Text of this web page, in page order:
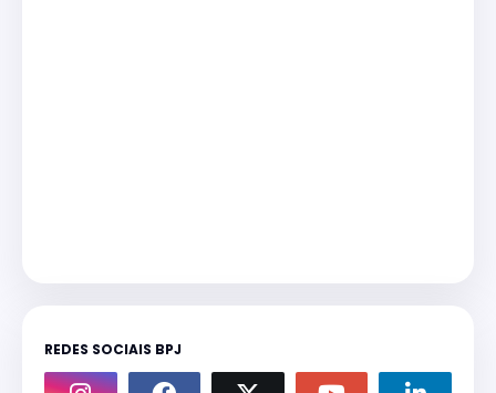
REDES SOCIAIS BPJ